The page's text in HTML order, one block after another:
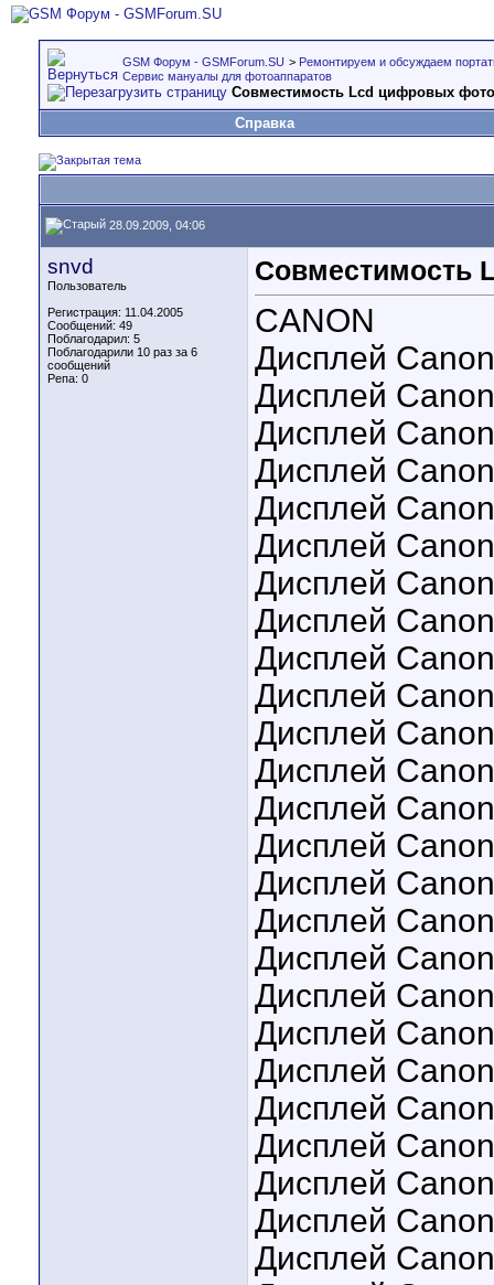
GSM Форум - GSMForum.SU > Ремонтируем и обсуждаем
Сервис мануалы для фотоаппаратов
Совместимость Lcd цифровых
Справка
28.09.2009, 04:06
snvd
Пользователь
Регистрация: 11.04.2005
Сообщений: 49
Поблагодарил: 5
Поблагодарили 10 раз за 6
сообщений
Репа: 0
Совместимость
CANON
Дисплей
Дисплей
Дисплей
Дисплей
Дисплей
Дисплей
Дисплей
Дисплей
Дисплей
Дисплей
Дисплей
Дисплей
Дисплей
Дисплей
Дисплей
Дисплей
Дисплей
Дисплей
Дисплей
Дисплей
Дисплей
Дисплей
Дисплей
Дисплей
Дисплей